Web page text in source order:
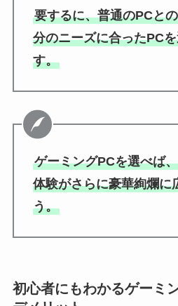
要するに、普通のPCと
分のニーズに合ったPC
す。
ゲーミングPCを選べば
体験がさらに豪華絢爛に
う。
初心者にもわかるゲーミ